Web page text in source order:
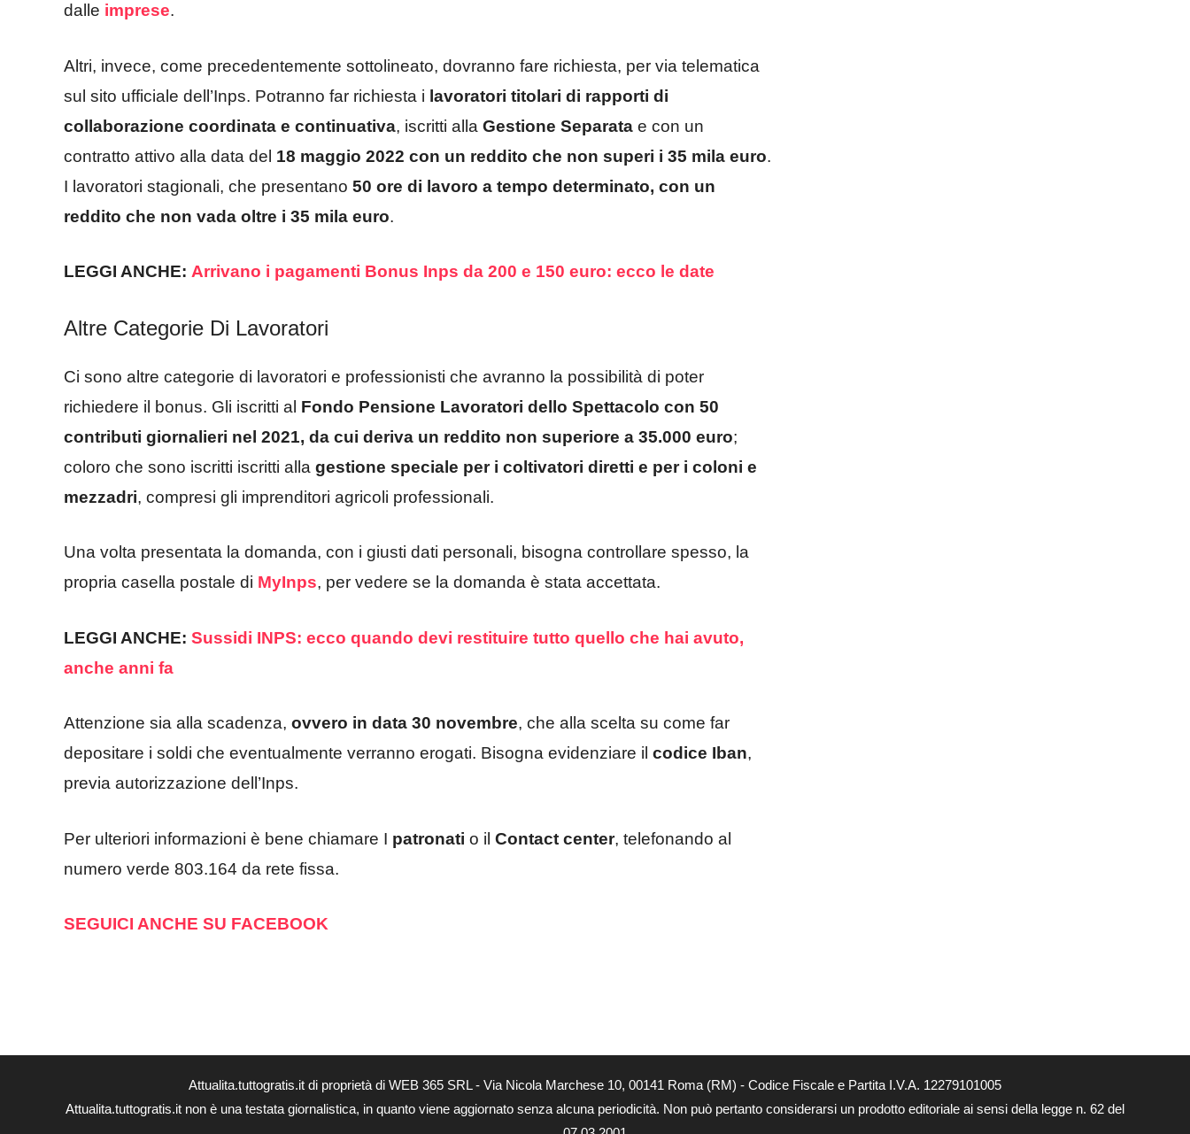
dalle imprese.
Altri, invece, come precedentemente sottolineato, dovranno fare richiesta, per via telematica
sul sito ufficiale dell’Inps. Potranno far richiesta i lavoratori titolari di rapporti di
collaborazione coordinata e continuativa, iscritti alla Gestione Separata e con un
contratto attivo alla data del 18 maggio 2022 con un reddito che non superi i 35 mila euro.
I lavoratori stagionali, che presentano 50 ore di lavoro a tempo determinato, con un
reddito che non vada oltre i 35 mila euro.
LEGGI ANCHE: Arrivano i pagamenti Bonus Inps da 200 e 150 euro: ecco le date
Altre Categorie Di Lavoratori
Ci sono altre categorie di lavoratori e professionisti che avranno la possibilità di poter
richiedere il bonus. Gli iscritti al Fondo Pensione Lavoratori dello Spettacolo con 50
contributi giornalieri nel 2021, da cui deriva un reddito non superiore a 35.000 euro;
coloro che sono iscritti iscritti alla gestione speciale per i coltivatori diretti e per i coloni e
mezzadri, compresi gli imprenditori agricoli professionali.
Una volta presentata la domanda, con i giusti dati personali, bisogna controllare spesso, la
propria casella postale di MyInps, per vedere se la domanda è stata accettata.
LEGGI ANCHE: Sussidi INPS: ecco quando devi restituire tutto quello che hai avuto,
anche anni fa
Attenzione sia alla scadenza, ovvero in data 30 novembre, che alla scelta su come far
depositare i soldi che eventualmente verranno erogati. Bisogna evidenziare il codice Iban,
previa autorizzazione dell’Inps.
Per ulteriori informazioni è bene chiamare I patronati o il Contact center, telefonando al
numero verde 803.164 da rete fissa.
SEGUICI ANCHE SU FACEBOOK
Attualita.tuttogratis.it di proprietà di WEB 365 SRL - Via Nicola Marchese 10, 00141 Roma (RM) - Codice Fiscale e Partita I.V.A. 12279101005
Attualita.tuttogratis.it non è una testata giornalistica, in quanto viene aggiornato senza alcuna periodicità. Non può pertanto considerarsi un prodotto editoriale ai sensi della legge n. 62 del